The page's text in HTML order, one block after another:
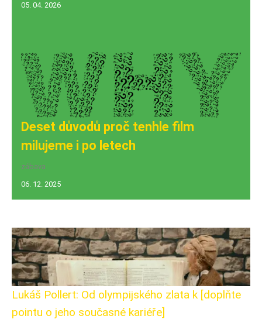
05. 04. 2026
Deset důvodů proč tenhle film
milujeme i po letech
zábava
06. 12. 2025
Lukáš Pollert: Od olympijského zlata k [doplňte
pointu o jeho současné kariéře]